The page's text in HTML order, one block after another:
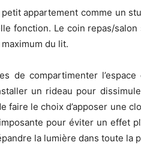
petit appartement comme un
fonction. Le coin repas/
du lit.
de compartimenter
un rideau pour
faire le choix d’apposer une
pour éviter un effet
la lumière dans toute la